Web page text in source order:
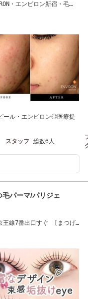
・エンビロン新宿・毛
ール・エンビロン◎医療提
スタッフ 総数6人
パーマ/パリジェ
王線7番出口すぐ [まつげ